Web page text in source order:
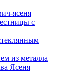
ясеня
с
из металла
Ясеня